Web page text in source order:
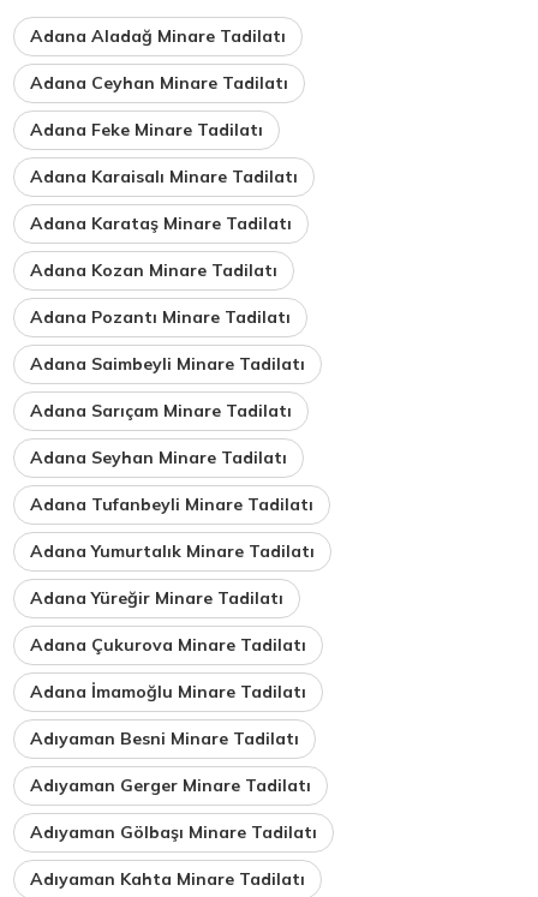
Adana Aladağ Minare Tadilatı
Adana Ceyhan Minare Tadilatı
Adana Feke Minare Tadilatı
Adana Karaisalı Minare Tadilatı
Adana Karataş Minare Tadilatı
Adana Kozan Minare Tadilatı
Adana Pozantı Minare Tadilatı
Adana Saimbeyli Minare Tadilatı
Adana Sarıçam Minare Tadilatı
Adana Seyhan Minare Tadilatı
Adana Tufanbeyli Minare Tadilatı
Adana Yumurtalık Minare Tadilatı
Adana Yüreğir Minare Tadilatı
Adana Çukurova Minare Tadilatı
Adana İmamoğlu Minare Tadilatı
Adıyaman Besni Minare Tadilatı
Adıyaman Gerger Minare Tadilatı
Adıyaman Gölbaşı Minare Tadilatı
Adıyaman Kahta Minare Tadilatı